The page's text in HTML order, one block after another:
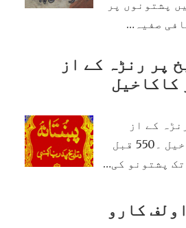
پشتونوں پر
صفیہ…
پر رنڑہ کے از
کاکاخیل
کے از
بہادر شاہ ظفر کاکاخیل ۔550 قبل
کارو